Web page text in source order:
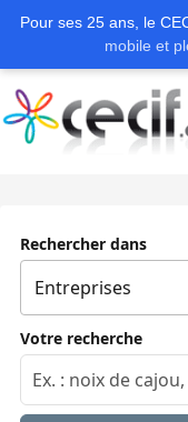
Pour ses 25 ans, le
mobile et
Rechercher dans
Votre recherche